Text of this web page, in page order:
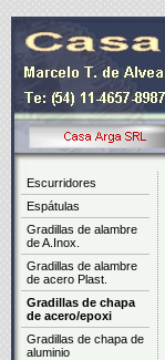
Escurridores
Espátulas
Gradillas de alambre
de A.Inox.
Gradillas de alambre
de acero Plast.
Gradillas de chapa
de acero/epoxi
Gradillas de chapa de
aluminio